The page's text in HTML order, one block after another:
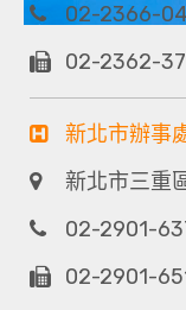
02-2366-
02-2362-
新北市辦事
新北市三重
02-2901-
02-2901-